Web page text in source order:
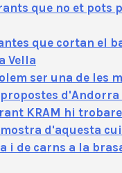
que no et pots
que cortan el
Vella
ser una de les
d'Andorra
KRAM hi
d'aquesta
i de carns a la